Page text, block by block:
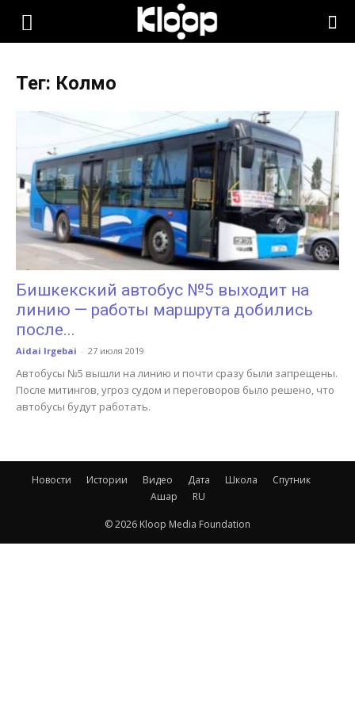
KLOOP.KG
Новости
Кыргызстана
Тег: Колмо
Бишкекский автобус №5 выходит на
линию — работы маршрута добились
после...
Aidai Irgebai - 27 июля 2019
Автобусы №5 вышли на линию и почти сразу были запрещены.
После митингов, угроз судом и переговоров было решено, что
автобусы будут работать.
Новости Истории Видео Дата Школа
Спутник
Ашар
RU
© 2026 Kloop Media Foundation